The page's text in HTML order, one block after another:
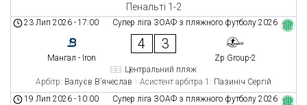
Пенальті 1-2
Супер ліга ЗОАФ з пляжного футболу 2026
23 Лип 2026 -17:00
Мангал - Iron
4 3
Zp Group-2
Центральний пляж
Арбітр: Валуєв В’ячеслав Асистент арбітра 1: Пазиніч Сергій
Супер ліга ЗОАФ з пляжного футболу 2026
19 Лип 2026 -10:00